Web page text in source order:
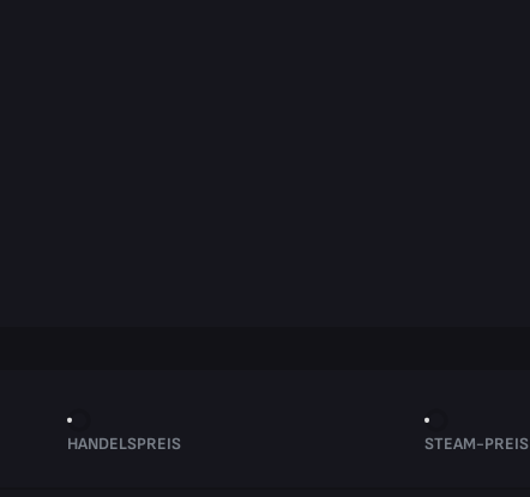
HANDELSPREIS STEAM-PREIS